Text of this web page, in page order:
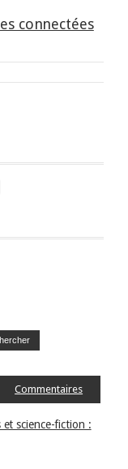
connectées
Commentaires
science-fiction :